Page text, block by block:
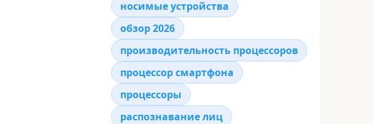
носимые устройства
обзор 2026
производительность процессоров
процессор смартфона
процессоры
распознавание лиц